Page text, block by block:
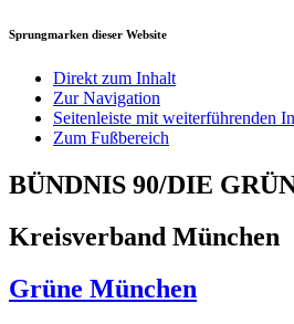
Sprungmarken dieser Website
Direkt zum Inhalt
Zur Navigation
Seitenleiste mit weiterführenden
Zum Fußbereich
BÜNDNIS 90/DIE
Kreisverband München
Grüne München